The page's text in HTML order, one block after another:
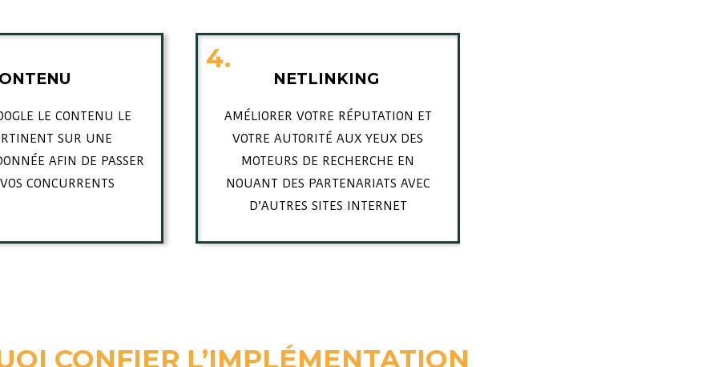
LE CONTENU LE
SUR UNE
AFIN DE PASSER
CONCURRENTS
4.
NETLINKING
AMÉLIORER VOTRE RÉPUTATION ET
VOTRE AUTORITÉ AUX YEUX DES
MOTEURS DE RECHERCHE EN
NOUANT DES PARTENARIATS AVEC
D’AUTRES SITES INTERNET
CONFIER L’IMPLÉMENTATION